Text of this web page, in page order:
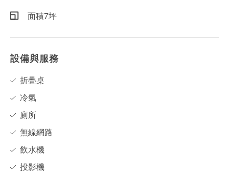
面積7坪
設備與服務
折疊桌
冷氣
廁所
無線網路
飲水機
投影機